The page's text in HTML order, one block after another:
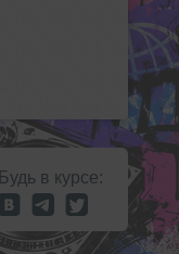
Будь в курсе: